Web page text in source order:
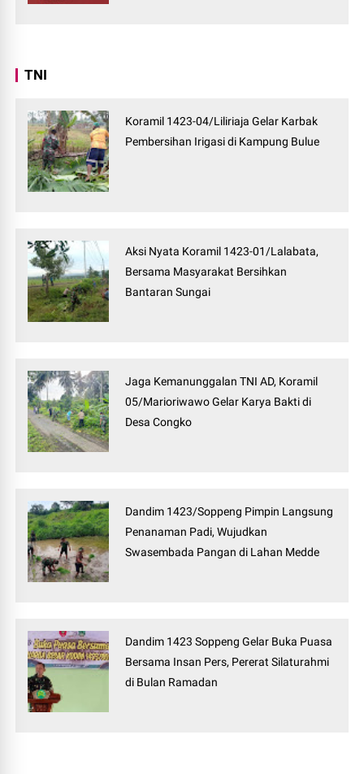
TNI
Koramil 1423-04/Liliriaja Gelar Karbak
Pembersihan Irigasi di Kampung Bulue
Aksi Nyata Koramil 1423-01/Lalabata,
Bersama Masyarakat Bersihkan
Bantaran Sungai
Jaga Kemanunggalan TNI AD, Koramil
05/Marioriwawo Gelar Karya Bakti di
Desa Congko
Dandim 1423/Soppeng Pimpin Langsung
Penanaman Padi, Wujudkan
Swasembada Pangan di Lahan Medde
Dandim 1423 Soppeng Gelar Buka Puasa
Bersama Insan Pers, Pererat Silaturahmi
di Bulan Ramadan